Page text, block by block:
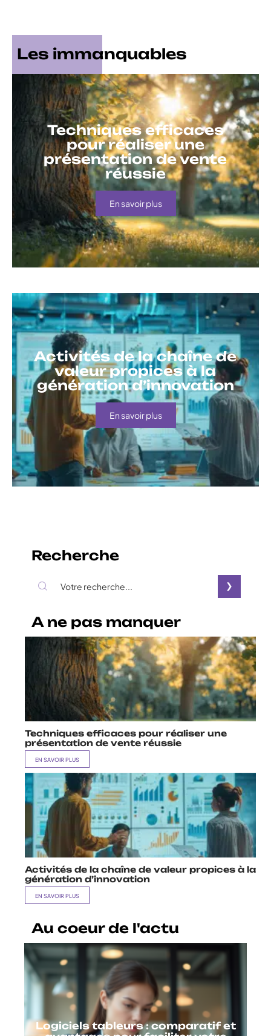
Les immanquables
Techniques efficaces
pour réaliser une
présentation de vente
réussie
En savoir plus
Activités de la chaîne de
valeur propices à la
génération d’innovation
En savoir plus
Recherche
A ne pas manquer
Techniques efficaces pour réaliser une
présentation de vente réussie
EN SAVOIR PLUS
Activités de la chaîne de valeur propices à la
génération d’innovation
EN SAVOIR PLUS
Au coeur de l'actu
Logiciels tableurs : comparatif et